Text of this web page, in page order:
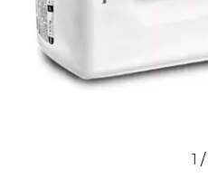
1 /